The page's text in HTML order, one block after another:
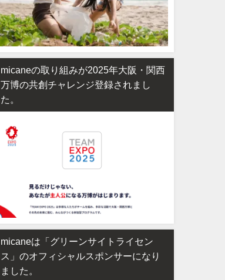
micaneの取り組みが2025年大阪・関西
万博の共創チャレンジ登録されまし
た。
micaneは「グリーンサイトライセン
ス」のオフィシャルスポンサーになり
ました。